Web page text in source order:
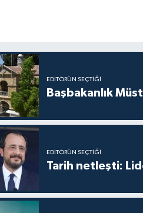
EDITÖRÜN SEÇTIĞI
Başbakanlık
EDITÖRÜN SEÇTIĞI
Tarih netleşti: